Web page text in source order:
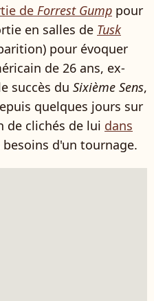
de Forrest Gump pour
en salles de Tusk
pour évoquer
de 26 ans, ex-
succès du Sixième Sens,
quelques jours sur
de clichés de lui dans
d'un tournage.